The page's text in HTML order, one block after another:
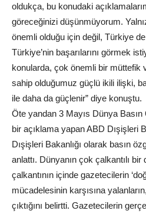
oldukça, bu konudaki
göreceğinizi düşünmüyorum.
önemli olduğu için değil, Türkiye
Türkiye’nin başarılarını görmek
konularda, çok önemli bir müttefik
sahip olduğumuz güçlü ikili ilişki,
ile daha da güçlenir” diye konuştu.
Öte yandan 3 Mayıs Dünya Basın
bir açıklama yapan ABD Dışişleri
Dışişleri Bakanlığı olarak basın
anlattı. Dünyanın çok çalkantılı
çalkantının içinde gazetecilerin
mücadelesinin karşısına
çıktığını belirtti. Gazetecilerin